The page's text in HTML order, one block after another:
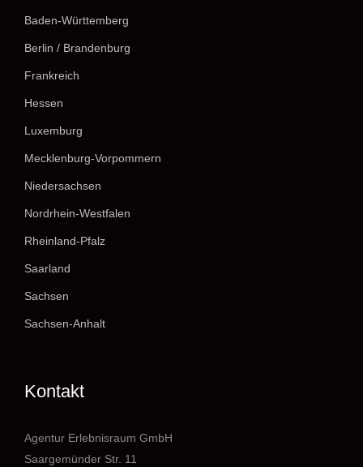
Baden-Württemberg
Berlin / Brandenburg
Frankreich
Hessen
Luxemburg
Mecklenburg-Vorpommern
Niedersachsen
Nordrhein-Westfalen
Rheinland-Pfalz
Saarland
Sachsen
Sachsen-Anhalt
Kontakt
Agentur Erlebnisraum GmbH
Saargemünder Str. 11